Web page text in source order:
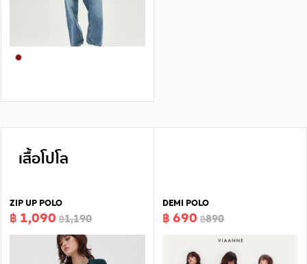
เสื้อโปโล
ZIP UP POLO
฿ 1,090 ฿1,190
DEMI POLO
฿ 690 ฿890